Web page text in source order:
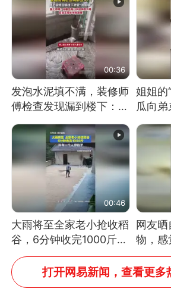
00:36
发泡水泥填不满，装修师
傅检查发现漏到楼下：出
姐姐的
瓜向弟
教！
00:46
大雨将至全家老小抢收稻
谷，6分钟收完1000斤，
没有一个人掉链子
网友晒
物，感
些不一
打开网易新闻，查看更多